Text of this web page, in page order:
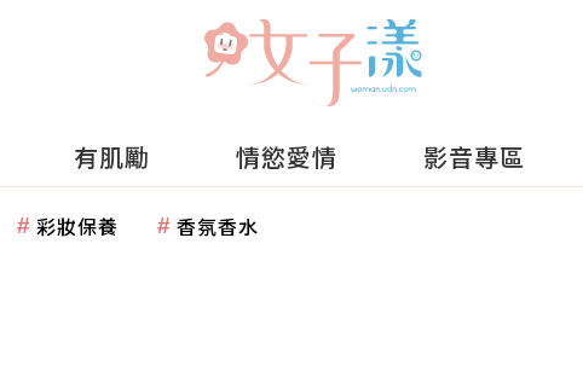
有肌勵 情慾愛情 影音專區
彩妝保養 香氛香水